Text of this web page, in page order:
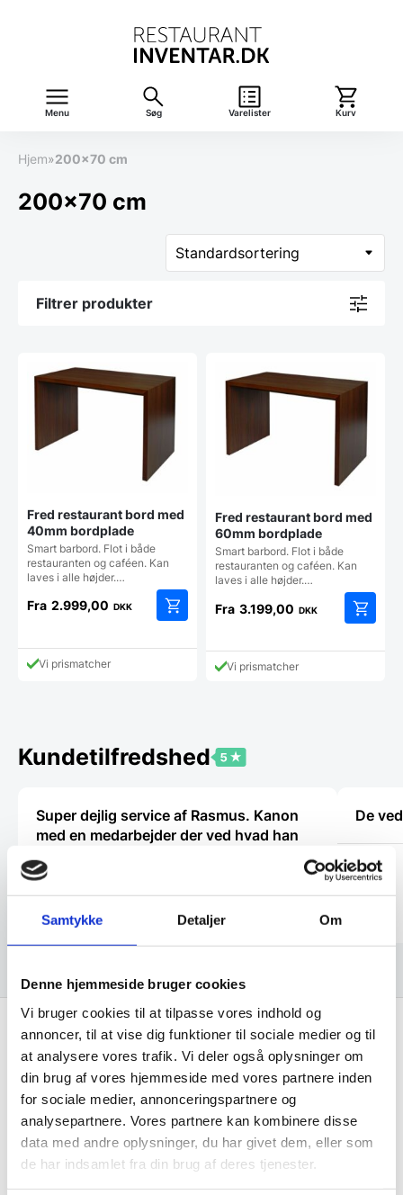
Samtykke Detaljer Om
Denne hjemmeside bruger cookies
Vi bruger cookies til at tilpasse vores indhold og
annoncer, til at vise dig funktioner til sociale medier og til
at analysere vores trafik. Vi deler også oplysninger om
din brug af vores hjemmeside med vores partnere inden
for sociale medier, annonceringspartnere og
analysepartnere. Vores partnere kan kombinere disse
data med andre oplysninger, du har givet dem, eller som
de har indsamlet fra din brug af deres tjenester.
Menu Søg Varelister Kurv
Hjem»200x70 cm
200x70 cm
Filtrer produkter
Fred restaurant bord med
40mm bordplade
Smart barbord. Flot i både
restauranten og caféen. Kan
laves i alle højder.…
Fra 2.999,00 DKK
vare
på
Vi prismatcher
Fred restaurant bord med
60mm bordplade
Smart barbord. Flot i både
restauranten og caféen. Kan
laves i alle højder.…
Fra 3.199,00 DKK
vare
Vi prismatcher
Kundetilfredshed
Super dejlig service af Rasmus. Kanon
med en medarbejder der ved hvad han
snakker om og kan vejlede os kunder
Anonym
De
Kris
Hurtig levering fra kun 59 kr.
Landsdækkende dag- til dag levering
Lynhurtig levering
Mere end 10.000 produkter på lager